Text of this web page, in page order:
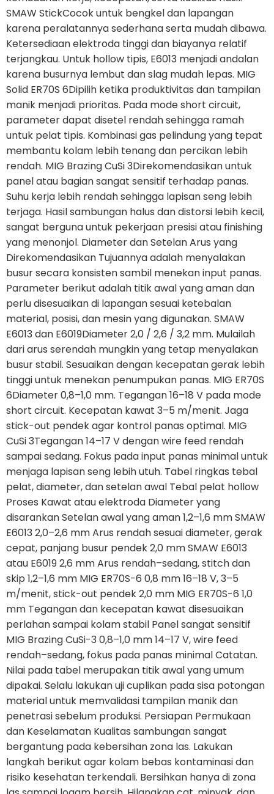
SMAW StickCocok untuk bengkel dan lapangan
karena peralatannya sederhana serta mudah dibawa.
Ketersediaan elektroda tinggi dan biayanya relatif
terjangkau. Untuk hollow tipis, E6013 menjadi andalan
karena busurnya lembut dan slag mudah lepas. MIG
Solid ER70S 6Dipilih ketika produktivitas dan tampilan
manik menjadi prioritas. Pada mode short circuit,
parameter dapat disetel rendah sehingga ramah
untuk pelat tipis. Kombinasi gas pelindung yang tepat
membantu kolam lebih tenang dan percikan lebih
rendah. MIG Brazing CuSi 3Direkomendasikan untuk
panel atau bagian sangat sensitif terhadap panas.
Suhu kerja lebih rendah sehingga lapisan seng lebih
terjaga. Hasil sambungan halus dan distorsi lebih kecil,
sangat berguna untuk pekerjaan presisi atau finishing
yang menonjol. Diameter dan Setelan Arus yang
Direkomendasikan Tujuannya adalah menyalakan
busur secara konsisten sambil menekan input panas.
Parameter berikut adalah titik awal yang aman dan
perlu disesuaikan di lapangan sesuai ketebalan
material, posisi, dan mesin yang digunakan. SMAW
E6013 dan E6019Diameter 2,0 / 2,6 / 3,2 mm. Mulailah
dari arus serendah mungkin yang tetap menyalakan
busur stabil. Sesuaikan dengan kecepatan gerak lebih
tinggi untuk menekan penumpukan panas. MIG ER70S
6Diameter 0,8–1,0 mm. Tegangan 16–18 V pada mode
short circuit. Kecepatan kawat 3–5 m/menit. Jaga
stick-out pendek agar kontrol panas optimal. MIG
CuSi 3Tegangan 14–17 V dengan wire feed rendah
sampai sedang. Fokus pada input panas minimal untuk
menjaga lapisan seng lebih utuh. Tabel ringkas tebal
pelat, diameter, dan setelan awal Tebal pelat hollow
Proses Kawat atau elektroda Diameter yang
disarankan Setelan awal yang aman 1,2–1,6 mm SMAW
E6013 2,0–2,6 mm Arus rendah sesuai diameter, gerak
cepat, panjang busur pendek 2,0 mm SMAW E6013
atau E6019 2,6 mm Arus rendah–sedang, stitch dan
skip 1,2–1,6 mm MIG ER70S-6 0,8 mm 16–18 V, 3–5
m/menit, stick-out pendek 2,0 mm MIG ER70S-6 1,0
mm Tegangan dan kecepatan kawat disesuaikan
perlahan sampai kolam stabil Panel sangat sensitif
MIG Brazing CuSi-3 0,8–1,0 mm 14–17 V, wire feed
rendah–sedang, fokus pada panas minimal Catatan.
Nilai pada tabel merupakan titik awal yang umum
dipakai. Selalu lakukan uji cuplikan pada sisa potongan
material untuk memvalidasi tampilan manik dan
penetrasi sebelum produksi. Persiapan Permukaan
dan Keselamatan Kualitas sambungan sangat
bergantung pada kebersihan zona las. Lakukan
langkah berikut agar kolam bebas kontaminasi dan
risiko kesehatan terkendali. Bersihkan hanya di zona